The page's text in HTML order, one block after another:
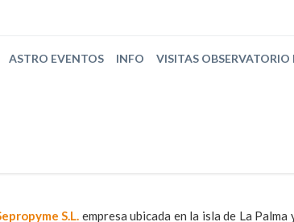
ASTRO EVENTOS INFO VISITAS OBSERVATORIO
S.L. empresa ubicada en la isla de La Palma